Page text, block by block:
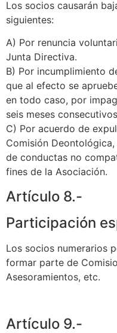
Los socios causarán
siguientes:
A) Por renuncia
Junta Directiva.
B) Por incumplimiento
que al efecto se
en todo caso, por
seis meses
C) Por acuerdo de
Comisión
de conductas no
fines de la Asociación.
Artículo 8.-
Participación
Los socios numerarios
formar parte de
Asesoramientos, etc.
Artículo 9.-